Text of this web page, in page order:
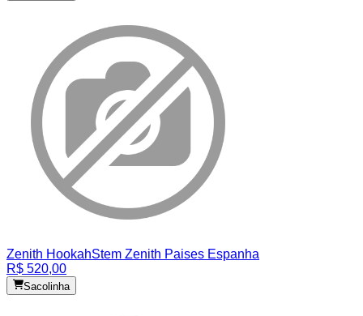
Zenith HookahStem Zenith Paises Espanha
R$ 520,00
Sacolinha